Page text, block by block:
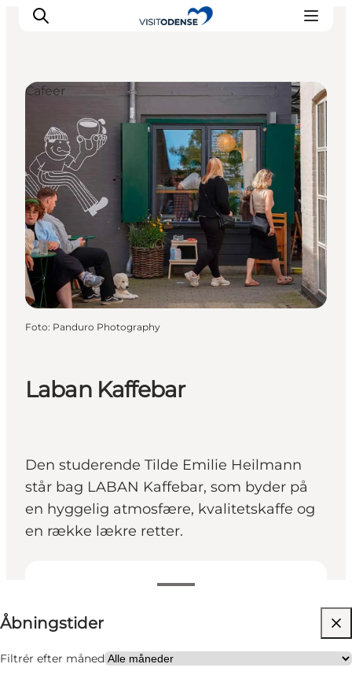
Oplev Odense
Det sker i Odense
Planlæg din tur
Inspiration
Laban Kaffebar
Den studerende Tilde Emilie Heilmann
står bag LABAN Kaffebar, som byder på
en hyggelig atmosfære, kvalitetskaffe og
en række lækre retter.
Åbningstider
Filtrér efter måned
Besøg hjemmeside
Mig selv, Min partner, Venner
Cafeer
Foto: Panduro Photography